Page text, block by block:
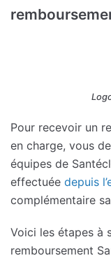
Pour recevoir un
en charge, vous
équipes de
effectuée depuis
complémentaire
Voici les étapes à
remboursement